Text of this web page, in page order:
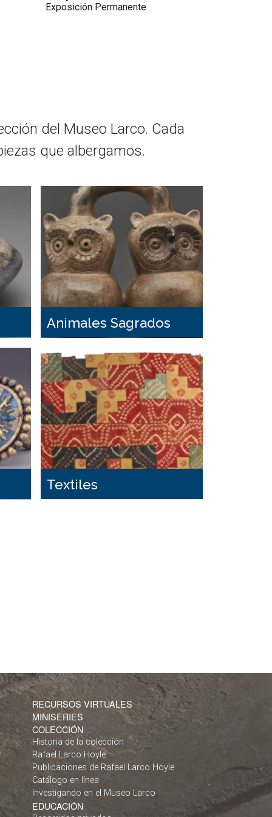
Mochica
del Museo Larco. Cada
que albergamos.
Animales Sagrados
Textiles
RECURSOS VIRTUALES
MINISERIES
COLECCIÓN
Historia de la colección
Rafael Larco Hoyle
Publicaciones de Rafael Larco Hoyle
Catálogo en línea
Investigando en el Museo Larco
EDUCACIÓN